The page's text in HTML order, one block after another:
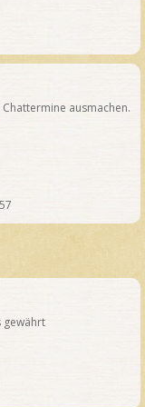
ausmachen.
gewährt